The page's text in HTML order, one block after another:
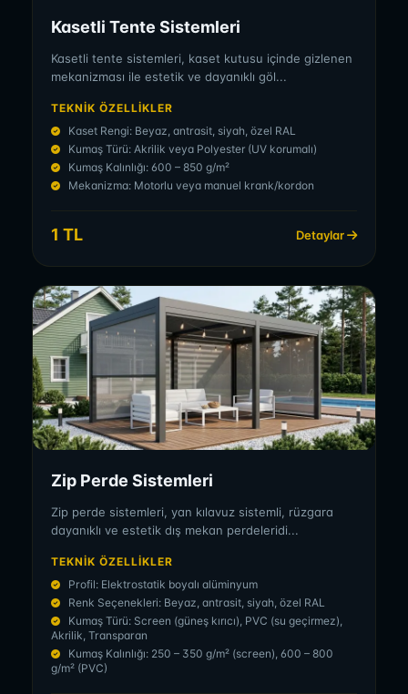
Kasetli Tente Sistemleri
Kasetli tente sistemleri, kaset kutusu içinde gizlenen
mekanizması ile estetik ve dayanıklı göl...
TEKNIK ÖZELLIKLER
Kaset Rengi: Beyaz, antrasit, siyah, özel RAL
Kumaş Türü: Akrilik veya Polyester (UV korumalı)
Kumaş Kalınlığı: 600 – 850 g/m²
Mekanizma: Motorlu veya manuel krank/kordon
1 TL Detaylar
Zip Perde Sistemleri
Zip perde sistemleri, yan kılavuz sistemli, rüzgara
dayanıklı ve estetik dış mekan perdeleridi...
TEKNIK ÖZELLIKLER
Profil: Elektrostatik boyalı alüminyum
Renk Seçenekleri: Beyaz, antrasit, siyah, özel RAL
Kumaş Türü: Screen (güneş kırıcı), PVC (su geçirmez),
Akrilik, Transparan
Kumaş Kalınlığı: 250 – 350 g/m² (screen), 600 – 800
g/m² (PVC)